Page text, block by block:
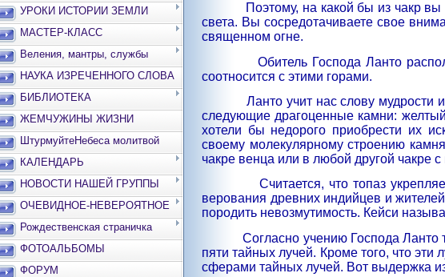
УРОКИ ИСТОРИИ ЗЕМЛИ
МАСТЕР-КЛАСС
Веления, мантры, службы
НАУКА ИЗРЕЧЕННОГО СЛОВА
БИБЛИОТЕКА
ЖЕМЧУЖИНЫ ЖИЗНИ
ШтурмуйтеНебеса молитвой
КАЛЕНДАРЬ
НОВОСТИ НАШЕЙ ГРУППЫ
ОЧЕВИДНОЕ-НЕВЕРОЯТНОЕ
Рождественская страничка
ФОТОАЛЬБОМЫ
ФОРУМ
Поэтому, на какой бы из чакр
света. Вы сосредотачиваете свое
священном огне.
Обитель Господа Ланто
соотносится с этими горами.
Ланто учит нас слову мудрости
следующие драгоценные камни:
хотели бы недорого приобрести их
своему молекулярному строению
чакре венца или в любой другой чакре
Считается, что топаз
верования древних индийцев и
породить невозмутимость. Кейси
Согласно учению Господа Ланто
пяти тайных лучей. Кроме того, что
сферами тайных лучей. Вот выдержка